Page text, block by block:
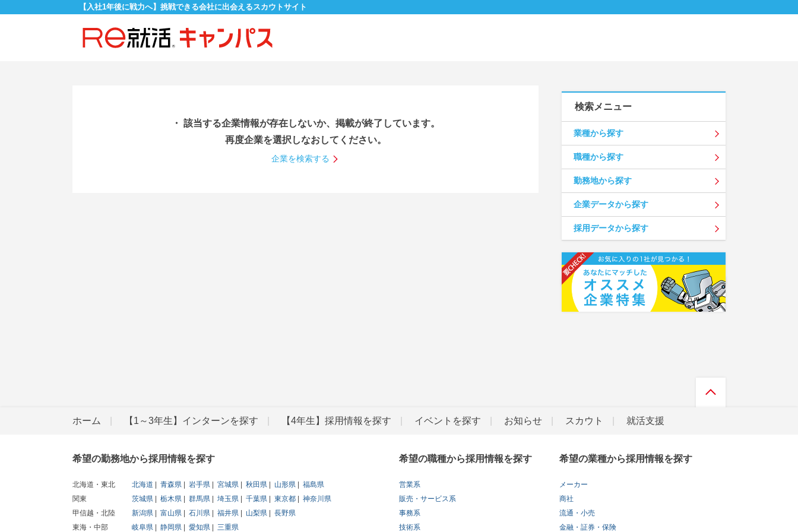
【入社1年後に戦力へ】挑戦できる会社に出会えるスカウトサイト
・ 該当する企業情報が存在しないか、掲載が終了しています。
再度企業を選択しなおしてください。
企業を検索する
検索メニュー
業種から探す
職種から探す
勤務地から探す
企業データから探す
採用データから探す
ホーム 【1～3年生】インターンを探す 【4年生】採用情報を探す イベントを探す お知らせ スカウト 就活支援
希望の勤務地から採用情報を探す
北海道・東北 北海道 青森県 岩手県 宮城県 秋田県 山形県
福島県
関東
茨城県 栃木県 群馬県 埼玉県 千葉県 東京都
神奈川県
甲信越・北陸
新潟県 富山県 石川県 福井県 山梨県
長野県
東海・中部
岐阜県 静岡県 愛知県 三重県
希望の職種から採用情報を探す
営業系
販売・サービス系
事務系
技術系
希望の業種から採用情報を探す
メーカー
商社
流通・小売
金融・証券・保険